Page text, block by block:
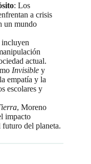
: Los
a crisis
un mundo
incluyen
actual.
Invisible y
empatía y la
escolares y
, Moreno
impacto
futuro del planeta.